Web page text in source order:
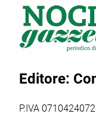
firmato Cantine
Barsento che
venerdì 17 luglio,
a partire dalle ore
trasformerà gli
cantina […]
Editore:
P.IVA